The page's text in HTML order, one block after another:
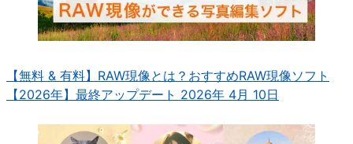
【無料 & 有料】RAW現像とは？おすすめRAW現像ソフト
【2026年】 最終アップデート 2026年 4月 10日